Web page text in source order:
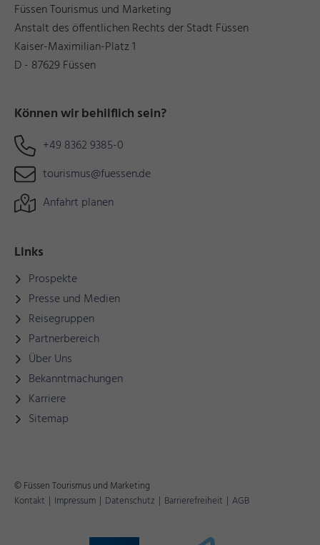
Füssen Tourismus und Marketing
Anstalt des öffentlichen Rechts der Stadt Füssen
Kaiser-Maximilian-Platz 1
D - 87629 Füssen
Können wir behilflich sein?
+49 8362 9385-0
tourismus@fuessen.de
Anfahrt planen
Links
Prospekte
Presse und Medien
Reisegruppen
Partnerbereich
Über Uns
Bekanntmachungen
Karriere
Sitemap
© Füssen Tourismus und Marketing
Kontakt | Impressum | Datenschutz | Barrierefreiheit | AGB